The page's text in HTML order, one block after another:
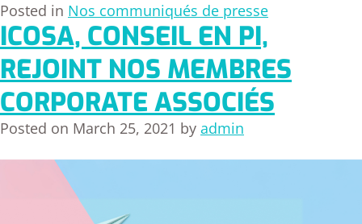
Posted in Nos communiqués de presse
ICOSA, CONSEIL EN PI,
REJOINT NOS MEMBRES
CORPORATE ASSOCIÉS
Posted on March 25, 2021 by admin